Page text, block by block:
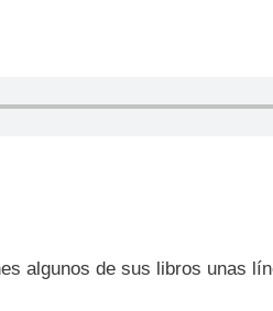
algunos de sus libros unas